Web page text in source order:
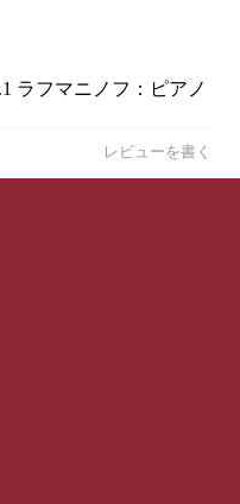
ラフマニノフ：ピアノ
レビューを書く